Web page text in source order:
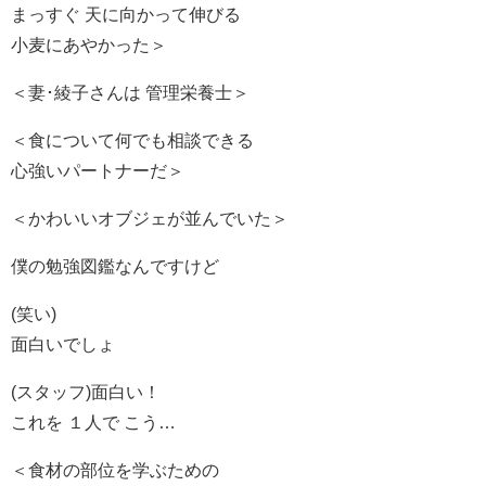
まっすぐ 天に向かって伸びる
小麦にあやかった＞
＜妻･綾子さんは 管理栄養士＞
＜食について何でも相談できる
心強いパートナーだ＞
＜かわいいオブジェが並んでいた＞
僕の勉強図鑑なんですけど
(笑い)
面白いでしょ
(スタッフ)面白い！
これを １人で こう…
＜食材の部位を学ぶための